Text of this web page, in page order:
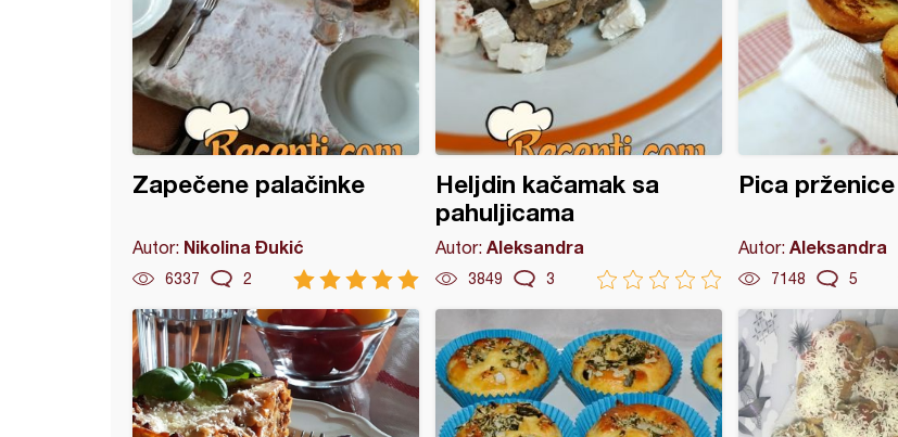
Zapečene palačinke
Autor: Nikolina Đukić
6337 2
Heljdin kačamak sa
pahuljicama
Autor: Aleksandra
3849 3
Pica prženice
Autor: Aleksandra
7148 5
pljeskavice sa urdom